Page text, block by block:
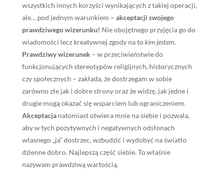
wszystkich innych korzyści wynikających z takiej operacji,
ale… pod jednym warunkiem – akceptacji swojego
prawdziwego wizerunku! Nie obojętnego przyjęcia go do
wiadomości lecz kreatywnej zgody na tokim jestem.
Prawdziwy wizerunek – w przeciwieństwie do
funkcjonujących stereotypów religijnych, historycznych
czy społecznych – zakłada, że dostrzegam w sobie
zarówno złe jak i dobre strony oraz że widzę, jak jedne i
drugie mogą okazać się wsparciem lub ograniczeniem.
Akceptacjanatomiast otwiera mnie na siebie i pozwala,
aby w tych pozytywnych i negatywnych odsłonach
własnego „ja” dostrzec, wzbudzić i wydobyć na światło
dzienne dobro. Najlepszą część siebie. To właśnie
nazywam prawdziwą wartością.